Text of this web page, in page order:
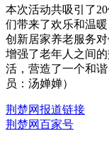
本次活动共吸引了
们带来了欢乐和温
创新居家养老服务
增强了老年人之间
活，营造了一个和
员：汤婵婵）
荆楚网报道链接
荆楚网百家号